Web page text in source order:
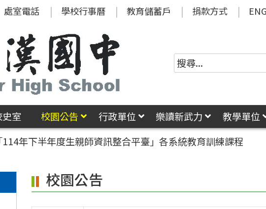
處室電話 學校行事曆 教育儲蓄戶 捐款方式
室 校園公告 行政單位 樂讀新武力 教學單位
114年下半年度生親師資訊整合平臺」各系統教育訓練課程
校園公告